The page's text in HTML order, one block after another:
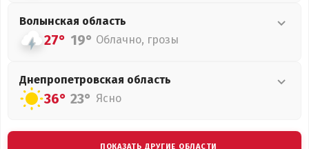
Волынская область
27° 19° Облачно, грозы
Днепропетровская область
36° 23° Ясно
ПОКАЗАТЬ ДРУГИЕ ОБЛАСТИ